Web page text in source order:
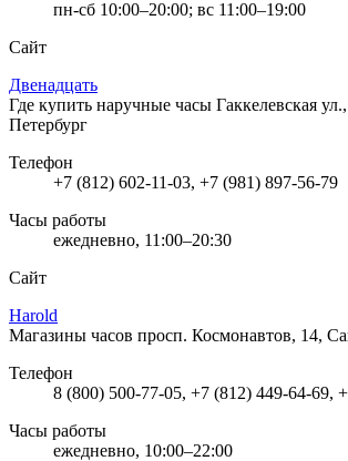
пн-сб 10:00–20:00; вс 11:00–19:00
Сайт
Двенадцать
Где купить наручные часы Гаккелевская
Петербург
Телефон
+7 (812) 602-11-03, +7 (981) 897-56-79
Часы работы
ежедневно, 11:00–20:30
Сайт
Harold
Магазины часов просп. Космонавтов, 14,
Телефон
8 (800) 500-77-05, +7 (812) 449-64-69,
Часы работы
ежедневно, 10:00–22:00